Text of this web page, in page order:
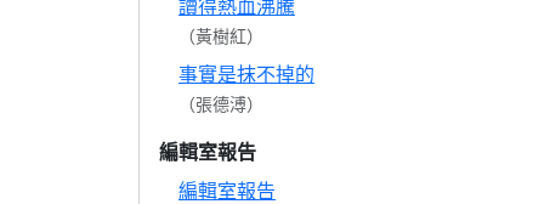
讀得熱血沸騰
（黃樹紅）
事實是抹不掉的
（張德溥）
編輯室報告
編輯室報告